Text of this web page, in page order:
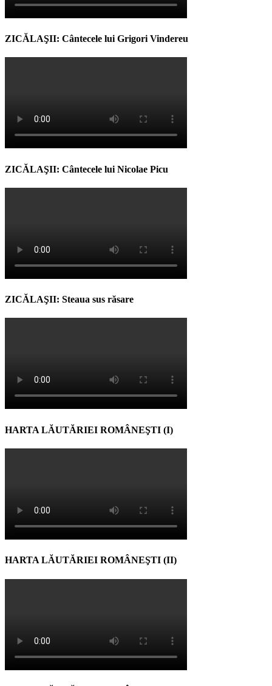
ZICĂLAŞII: Cântecele lui Grigori Vindereu
ZICĂLAŞII: Cântecele lui Nicolae Picu
ZICĂLAŞII: Steaua sus răsare
HARTA LĂUTĂRIEI ROMÂNEŞTI (I)
HARTA LĂUTĂRIEI ROMÂNEŞTI (II)